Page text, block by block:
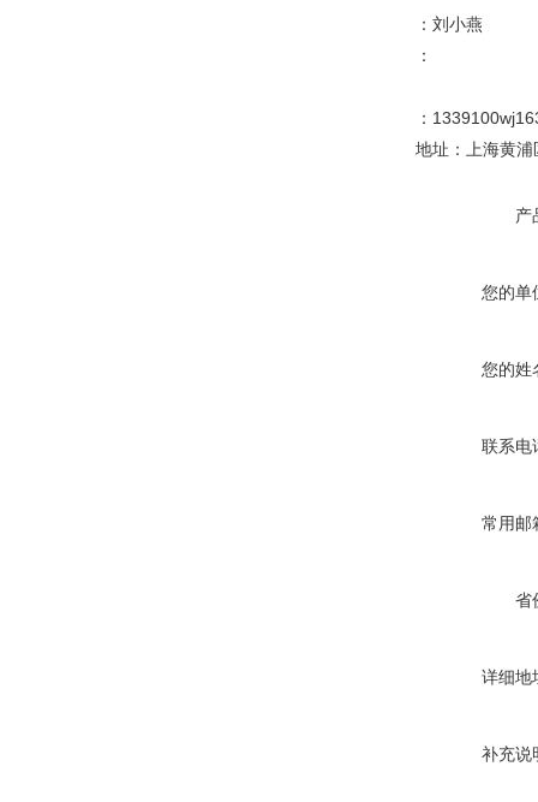
：刘小燕
：
：
地址：上海黄
产
您的单
您的姓
联系电
常用邮
省
详细地
补充说